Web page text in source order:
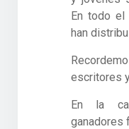
En todo el
han
escritores
En la
ganadores